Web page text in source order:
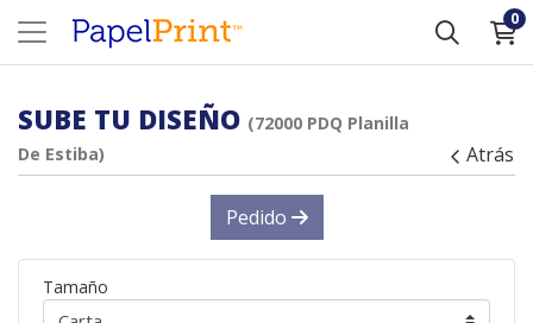
0
SUBE TU DISEÑO (72000 PDQ Planilla
De Estiba)
Atrás
Pedido
Tamaño